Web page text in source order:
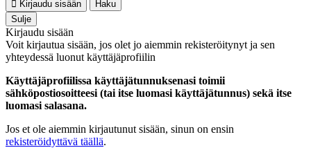
Kirjaudu sisään
Haku
Sulje
Kirjaudu sisään
Voit kirjautua sisään, jos olet jo aiemmin rekisteröitynyt ja sen
yhteydessä luonut käyttäjäprofiilin
Käyttäjäprofiilissa käyttäjätunnuksenasi toimii
sähköpostiosoitteesi (tai itse luomasi käyttäjätunnus) sekä itse
luomasi salasana.
Jos et ole aiemmin kirjautunut sisään, sinun on ensin
rekisteröidyttävä täällä.